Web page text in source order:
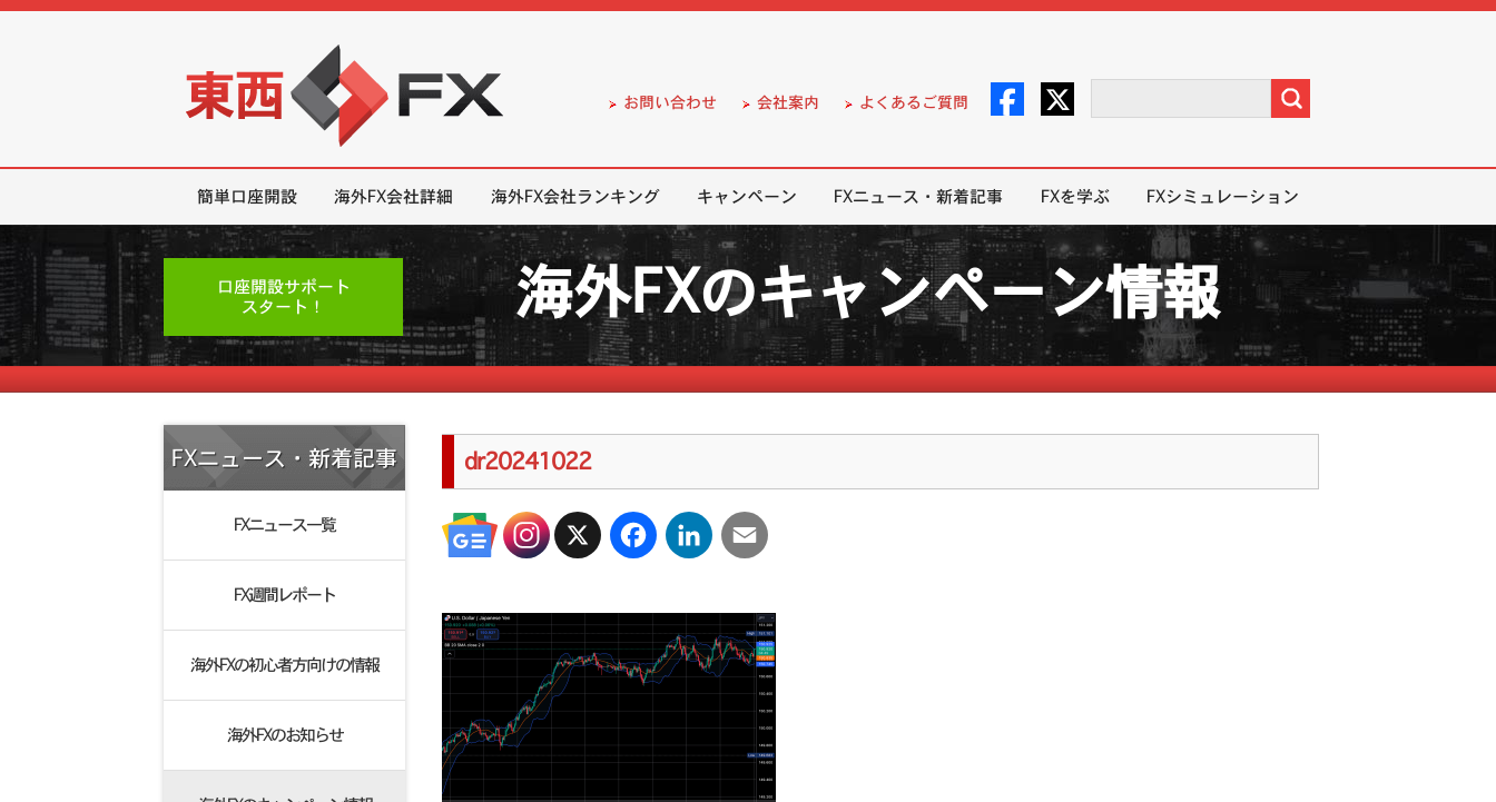
お問い合わせ 会社案内 よくあるご質問
簡単口座開設 海外FX会社詳細 海外FX会社ランキング キャンペーン FXニュース・新着記事 FXを学ぶ FXシミュレーション
口座開設サポート
スタート！
海外FXのキャンペーン情報
FXニュース・新着記事
FXニュース一覧
FX週間レポート
海外FXの初心者方向けの情報
海外FXのお知らせ
dr20241022